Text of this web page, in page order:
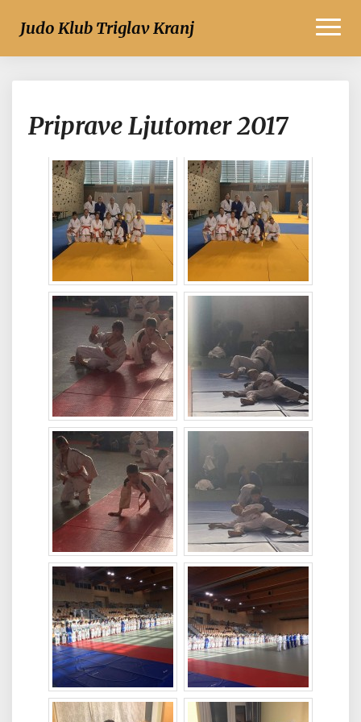
Judo Klub Triglav Kranj
Ljutomer
2017
Priprave Ljutomer 2017